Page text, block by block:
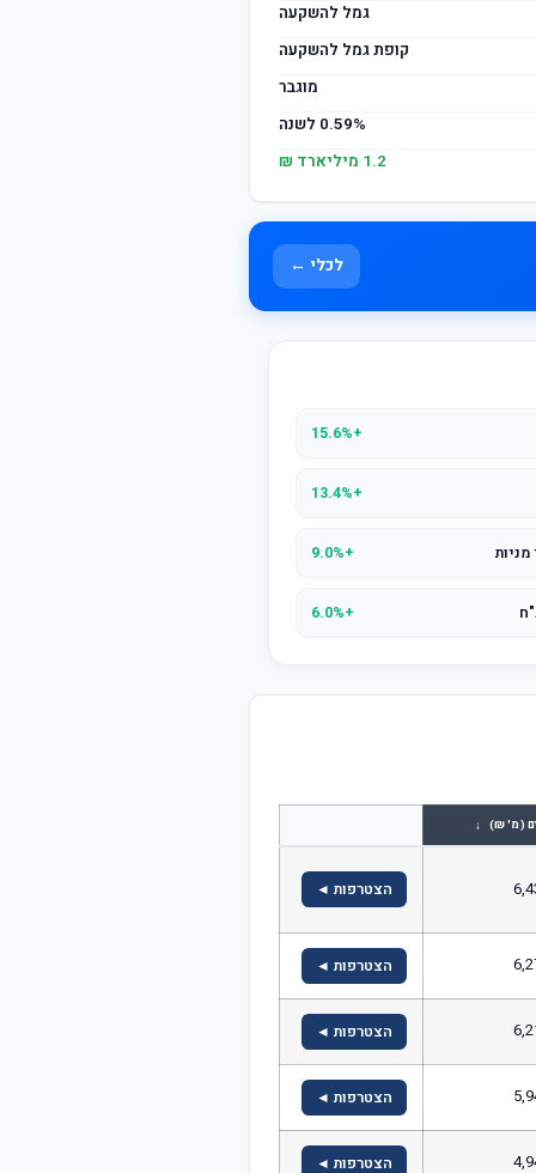
גמל להשקעה
קופת גמל להשקעה
מוגבר
0.59% לשנה
1.2 מיליארד ₪
לכלי ←
+15.6%
+13.4%
+9.0%
+6.0%
(מ' ₪) ↓
הצטרפות ◄
הצטרפות ◄
הצטרפות ◄
הצטרפות ◄
הצטרפות ◄